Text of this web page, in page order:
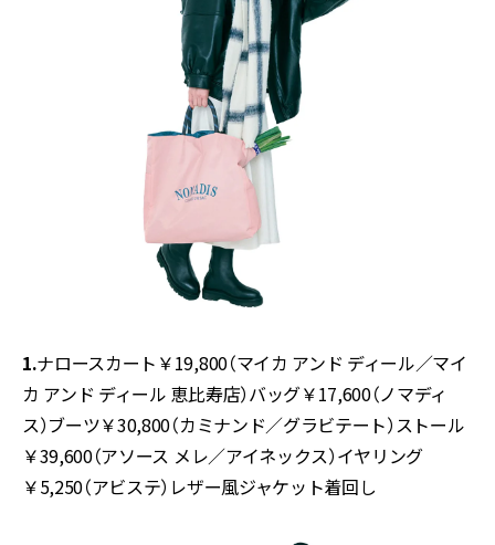
1.ナロースカート￥19,800（マイカ アンド ディール／マイ
カ アンド ディール 恵比寿店）バッグ￥17,600（ノマディ
ス）ブーツ￥30,800（カミナンド／グラビテート）ストール
￥39,600（アソース メレ／アイネックス）イヤリング
￥5,250（アビステ） レザー風ジャケット着回し